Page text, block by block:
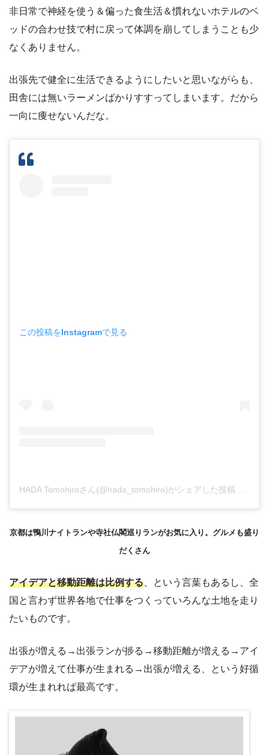
非日常で神経を使う＆偏った食生活＆慣れないホテルのベ
ッドの合わせ技で村に戻って体調を崩してしまうことも少
なくありません。
出張先で健全に生活できるようにしたいと思いながらも、
田舎には無いラーメンばかりすすってしまいます。だから
一向に痩せないんだな。
この投稿をInstagramで見る
HADA Tomohiroさん(@hada_tomohiro)がシェアした投稿
京都は鴨川ナイトランや寺社仏閣巡りランがお気に入り。グルメも盛り
だくさん
アイデアと移動距離は比例する 、という言葉もあるし、全
国と言わず世界各地で仕事をつくっていろんな土地を走り
たいものです。
出張が増える→出張ランが捗る→移動距離が増える→アイ
デアが増えて仕事が生まれる→出張が増える、という好循
環が生まれれば最高です。